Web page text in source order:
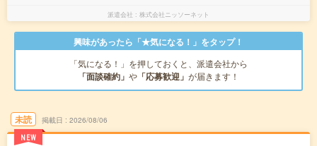
派遣会社 株式会社ニッソーネット
興味があったら「★気になる！」をタップ！
「気になる！」を押しておくと、派遣会社から
「面談確約」 や 「応募歓迎」 が届きます！
未読
NEW
掲載日 2026/08/06